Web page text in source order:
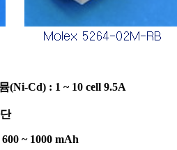
(Ni-Cd) : 1 ~ 10 cell 9.5A
~ 1000 mAh